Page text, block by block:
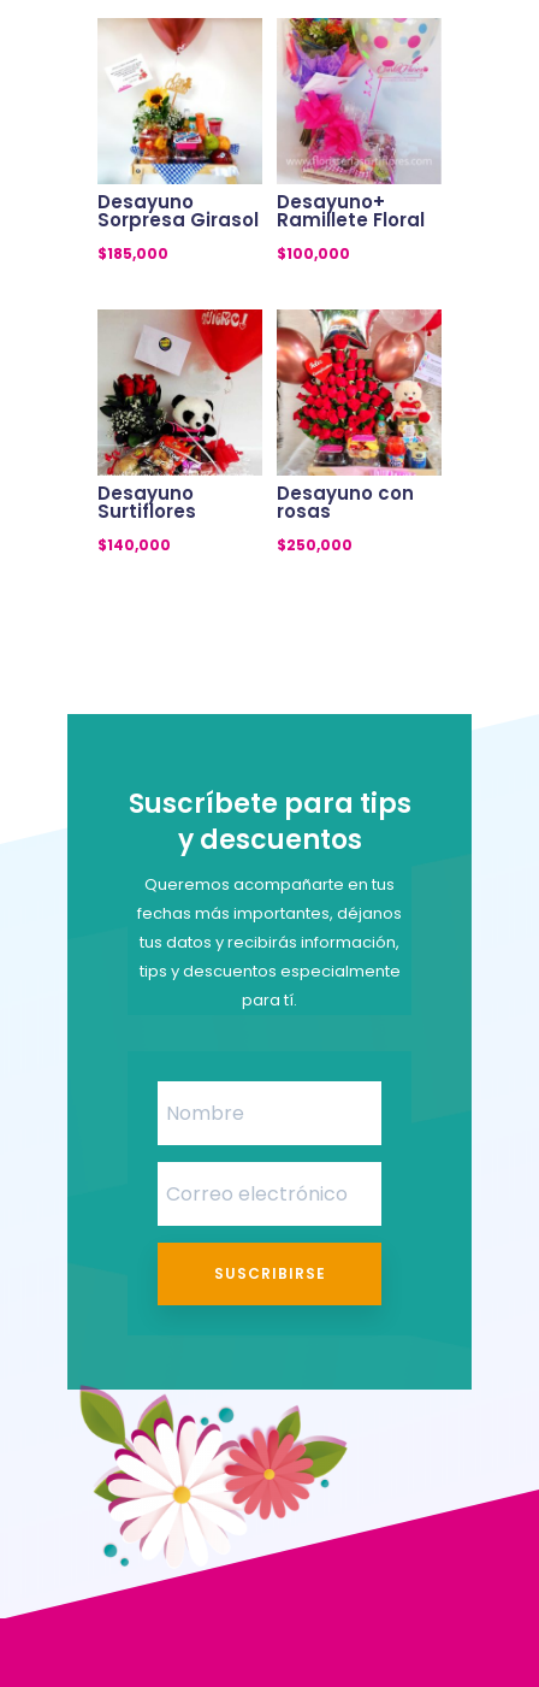
Desayuno
Sorpresa Girasol
$185,000
Desayuno+
Ramillete Floral
$100,000
Desayuno
Surtiflores
$140,000
Desayuno con
rosas
$250,000
Suscríbete para tips
y descuentos
Queremos acompañarte en tus
fechas más importantes, déjanos
tus datos y recibirás información,
tips y descuentos especialmente
para tí.
SUSCRIBIRSE